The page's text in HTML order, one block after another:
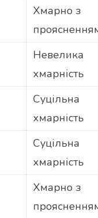
Хмарно з
Невелика
хмарність
Суцільна
хмарність
Суцільна
хмарність
Хмарно з